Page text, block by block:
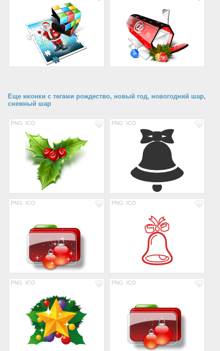
Еще иконки с тегами рождество, новый год, новогодний шар,
снежный шар
PNG ICO PNG ICO
PNG ICO PNG ICO
PNG ICO PNG ICO